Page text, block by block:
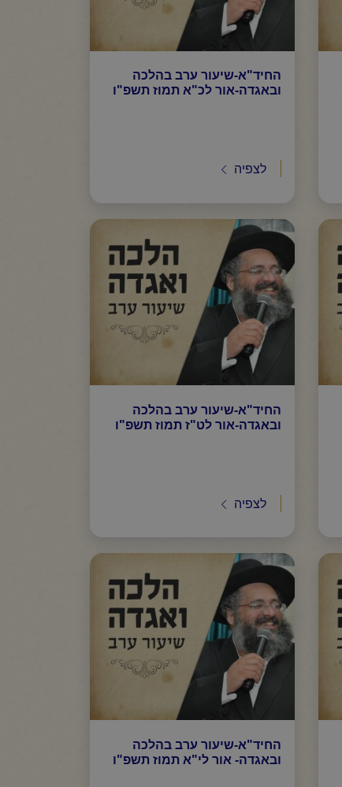
החיד"א-שיעור ערב בהלכה
ובאגדה-אור לכ"א תמוז תשפ"ו
לצפיה
החיד"א-שיעור ערב בהלכה
ובאגדה-אור לט"ז תמוז תשפ"ו
לצפיה
החיד"א-שיעור ערב בהלכה
ובאגדה- אור לי"א תמוז תשפ"ו